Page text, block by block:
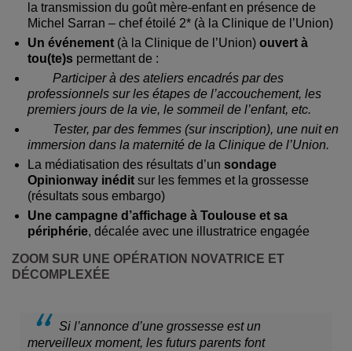
la transmission du goût mère-enfant en présence de
Michel Sarran – chef étoilé 2* (à la Clinique de l’Union)
Un événement (à la Clinique de l’Union) ouvert à
tou(te)s permettant de :
Participer à des ateliers encadrés par des
professionnels sur les étapes de l’accouchement, les
premiers jours de la vie, le sommeil de l’enfant, etc.
Tester, par des femmes (sur inscription), une nuit en
immersion dans la maternité de la Clinique de l’Union.
La médiatisation des résultats d’un sondage
Opinionway inédit sur les femmes et la grossesse
(résultats sous embargo)
Une campagne d’affichage à Toulouse et sa
périphérie, décalée avec une illustratrice engagée
ZOOM SUR UNE OPÉRATION NOVATRICE ET
DÉCOMPLEXÉE
Si l’annonce d’une grossesse est un
merveilleux moment, les futurs parents font